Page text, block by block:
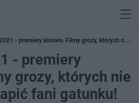
- premiery kinowe. Filmy grozy, których nie
- premiery
grozy, których nie
fani gatunku!